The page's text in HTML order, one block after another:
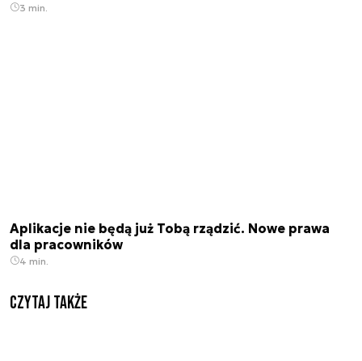
3 min.
Aplikacje nie będą już Tobą rządzić. Nowe prawa
dla pracowników
4 min.
Czytaj także